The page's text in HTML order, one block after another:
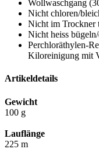
Wollwaschgang
Nicht chloren/
Nicht im Trockner
Nicht heiss
Perchloräthylen-
Kiloreinigung mit
Artikeldetails
Gewicht
100 g
Lauflänge
225 m